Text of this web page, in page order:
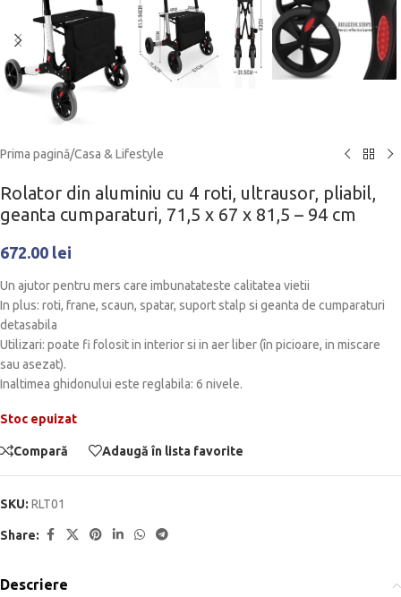
Prima pagină/Casa & Lifestyle
Rolator din aluminiu cu 4 roti, ultrausor, pliabil,
geanta cumparaturi, 71,5 x 67 x 81,5 – 94 cm
672.00 lei
Un ajutor pentru mers care imbunatateste calitatea vietii
In plus: roti, frane, scaun, spatar, suport stalp si geanta de cumparaturi
detasabila
Utilizari: poate fi folosit in interior si in aer liber (în picioare, in miscare
sau asezat).
Inaltimea ghidonului este reglabila: 6 nivele.
Stoc epuizat
Compară Adaugă în lista favorite
SKU: RLT01
Share:
Descriere